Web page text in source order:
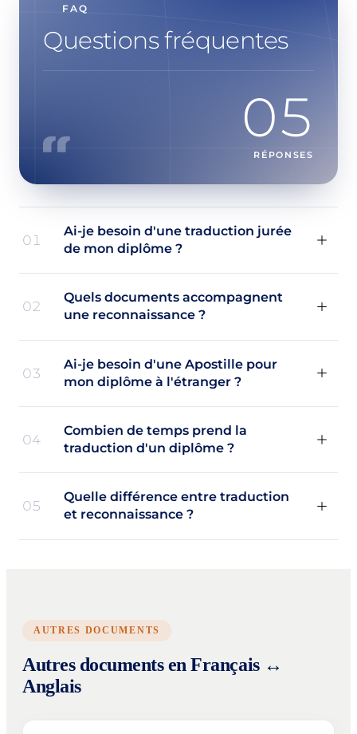
FAQ
Questions fréquentes
05
RÉPONSES
01
Ai-je besoin d'une traduction jurée
de mon diplôme ?
02
Quels documents accompagnent
une reconnaissance ?
03
Ai-je besoin d'une Apostille pour
mon diplôme à l'étranger ?
04
Combien de temps prend la
traduction d'un diplôme ?
05
Quelle différence entre traduction
et reconnaissance ?
AUTRES DOCUMENTS
Autres documents en Français ↔
Anglais